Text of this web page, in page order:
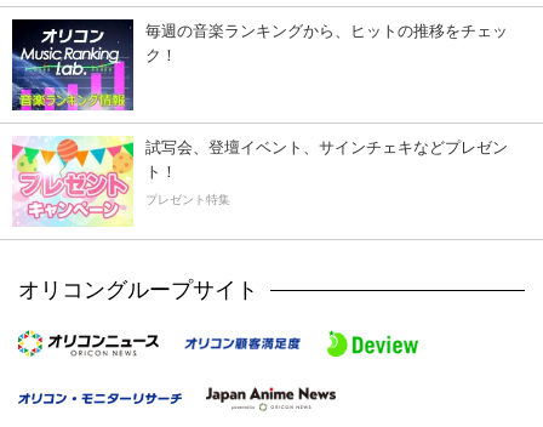
毎週の音楽ランキングから、ヒットの推移をチェッ
ク！
試写会、登壇イベント、サインチェキなどプレゼン
ト！
プレゼント特集
オリコングループサイト